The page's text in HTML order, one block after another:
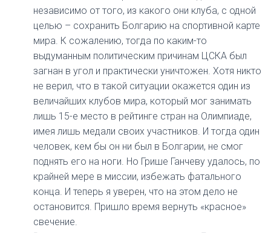
независимо от того, из какого они клуба, с одной
целью – сохранить Болгарию на спортивной карте
мира. К сожалению, тогда по каким-то
выдуманным политическим причинам ЦСКА был
загнан в угол и практически уничтожен. Хотя никто
не верил, что в такой ситуации окажется один из
величайших клубов мира, который мог занимать
лишь 15-е место в рейтинге стран на Олимпиаде,
имея лишь медали своих участников. И тогда один
человек, кем бы он ни был в Болгарии, не смог
поднять его на ноги. Но Грише Ганчеву удалось, по
крайней мере в миссии, избежать фатального
конца. И теперь я уверен, что на этом дело не
остановится. Пришло время вернуть «красное»
свечение.